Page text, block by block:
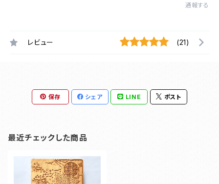
通報する
レビュー (21)
保存 シェア LINE ポスト
最近チェックした商品